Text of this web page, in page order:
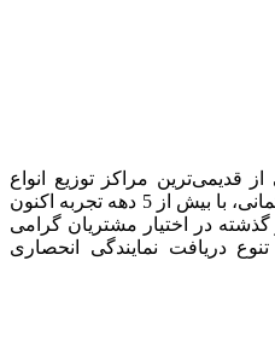
قدیمی‌ترین مراکز توزیع انواع
فولادهای آلیاژی و آهن آلات ساختمانی، با بیش از 5 دهه تجربه اکنون
در اختیار مشتریان گرامی
دریافت نمایندگی انحصاری